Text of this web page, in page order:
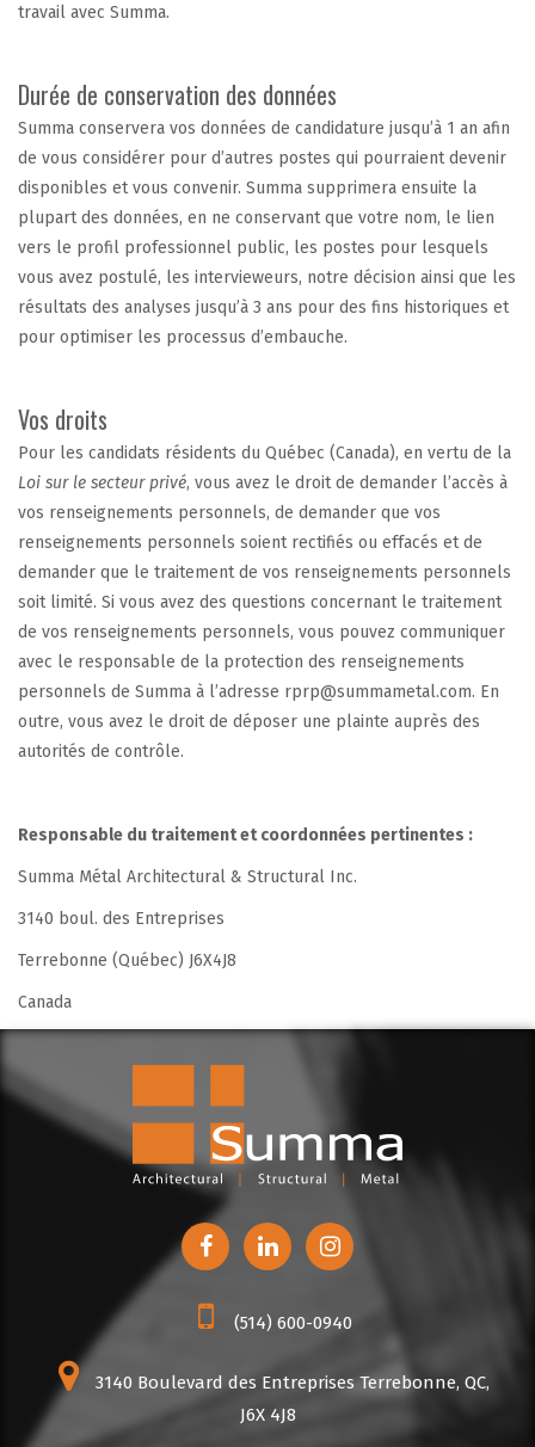
travail avec Summa.
Durée de conservation des données
Summa conservera vos données de candidature jusqu’à 1 an afin
de vous considérer pour d’autres postes qui pourraient devenir
disponibles et vous convenir. Summa supprimera ensuite la
plupart des données, en ne conservant que votre nom, le lien
vers le profil professionnel public, les postes pour lesquels
vous avez postulé, les intervieweurs, notre décision ainsi que les
résultats des analyses jusqu’à 3 ans pour des fins historiques et
pour optimiser les processus d’embauche.
Vos droits
Pour les candidats résidents du Québec (Canada), en vertu de la
Loi sur le secteur privé, vous avez le droit de demander l’accès à
vos renseignements personnels, de demander que vos
renseignements personnels soient rectifiés ou effacés et de
demander que le traitement de vos renseignements personnels
soit limité. Si vous avez des questions concernant le traitement
de vos renseignements personnels, vous pouvez communiquer
avec le responsable de la protection des renseignements
personnels de Summa à l’adresse rprp@summametal.com. En
outre, vous avez le droit de déposer une plainte auprès des
autorités de contrôle.
Responsable du traitement et coordonnées pertinentes :
Summa Métal Architectural & Structural Inc.
3140 boul. des Entreprises
Terrebonne (Québec) J6X4J8
Canada
(514) 600-0940
3140 Boulevard des Entreprises Terrebonne, QC,
J6X 4J8